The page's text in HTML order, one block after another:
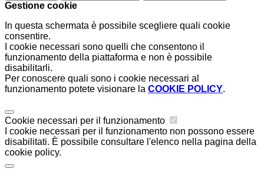
Gestione cookie
In questa schermata è possibile scegliere quali cookie
consentire.
I cookie necessari sono quelli che consentono il
funzionamento della piattaforma e non è possibile
disabilitarli.
Per conoscere quali sono i cookie necessari al
funzionamento potete visionare la COOKIE POLICY.
Cookie necessari per il funzionamento
I cookie necessari per il funzionamento non possono essere
disabilitati. È possibile consultare l'elenco nella pagina della
cookie policy.